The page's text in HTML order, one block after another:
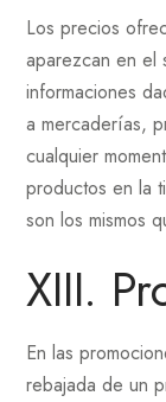
Los precios
aparezcan en el
informaciones
a mercaderías,
cualquier
productos en la
son los mismos
XIII.
En las
rebajada de un